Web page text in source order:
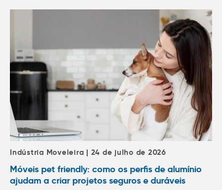
Indústria Moveleira | 24 de julho de 2026
Móveis pet friendly: como os perfis de alumínio
ajudam a criar projetos seguros e duráveis